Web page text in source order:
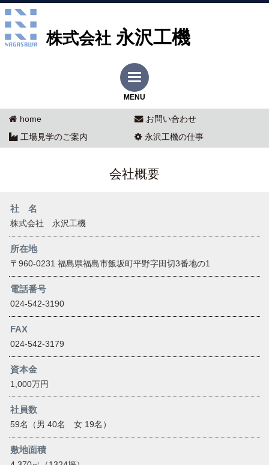
株式会社 永沢工機
MENU
home
お問い合わせ
工場見学のご案内
永沢工機の仕事
会社概要
社 名
株式会社 永沢工機
所在地
〒960-0231 福島県福島市飯坂町平野字田切3番地の1
電話番号
024-542-3190
FAX
024-542-3179
資本金
1,000万円
社員数
59名（男 40名 女 19名）
敷地面積